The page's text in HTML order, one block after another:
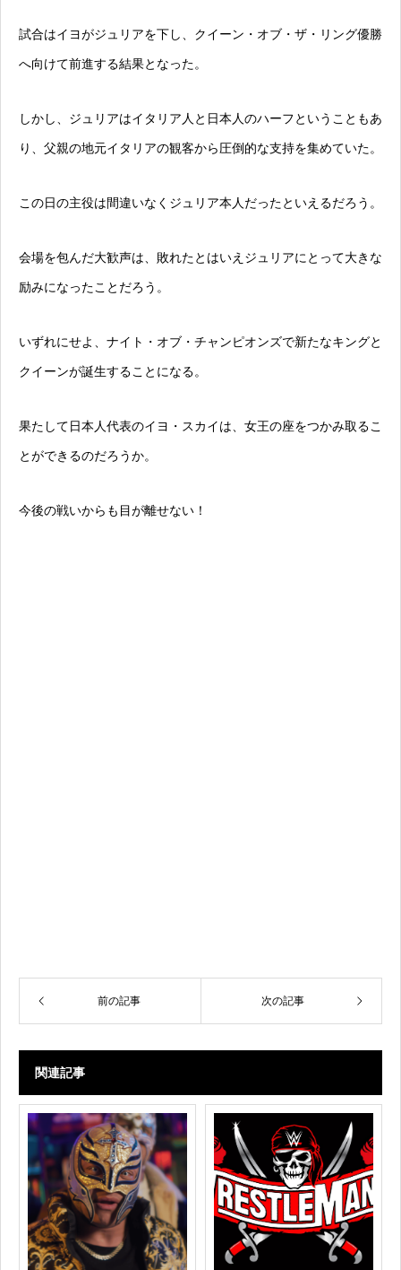
試合はイヨがジュリアを下し、クイーン・オブ・ザ・リング優勝
へ向けて前進する結果となった。
しかし、ジュリアはイタリア人と日本人のハーフということもあ
り、父親の地元イタリアの観客から圧倒的な支持を集めていた。
この日の主役は間違いなくジュリア本人だったといえるだろう。
会場を包んだ大歓声は、敗れたとはいえジュリアにとって大きな
励みになったことだろう。
いずれにせよ、ナイト・オブ・チャンピオンズで新たなキングと
クイーンが誕生することになる。
果たして日本人代表のイヨ・スカイは、女王の座をつかみ取るこ
とができるのだろうか。
今後の戦いからも目が離せない！
前の記事 次の記事
関連記事